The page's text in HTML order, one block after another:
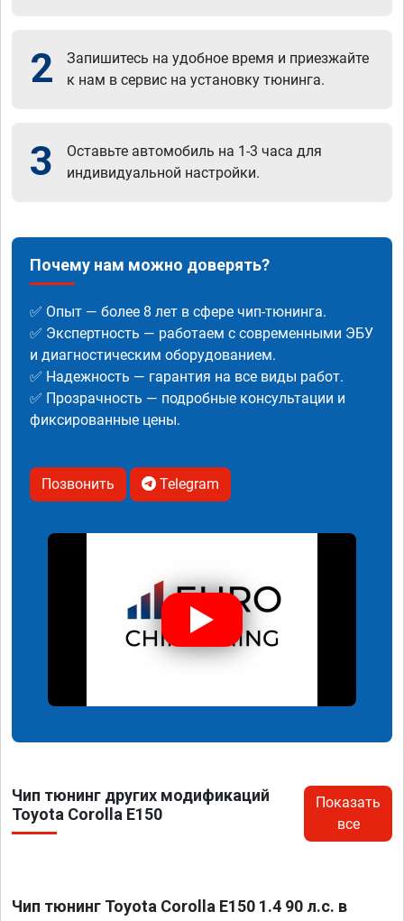
2
Запишитесь на удобное время и приезжайте
к нам в сервис на установку тюнинга.
3
Оставьте автомобиль на 1-3 часа для
индивидуальной настройки.
Почему нам можно доверять?
✅ Опыт — более 8 лет в сфере чип-тюнинга.
✅ Экспертность — работаем с современными ЭБУ
и диагностическим оборудованием.
✅ Надежность — гарантия на все виды работ.
✅ Прозрачность — подробные консультации и
фиксированные цены.
Позвонить Telegram
Чип тюнинг других модификаций
Toyota Corolla E150
Показать
все
Чип тюнинг Toyota Corolla E150 1.4 90 л.с. в